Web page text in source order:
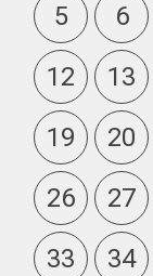
5
6
12
13
19
20
26
27
33
34